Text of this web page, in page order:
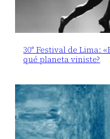
30° Festival de Lima:
qué planeta viniste?